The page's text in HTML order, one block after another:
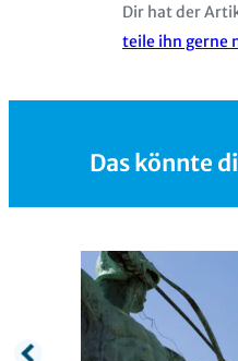
Dir hat der
teile ihn gerne
Das könnte